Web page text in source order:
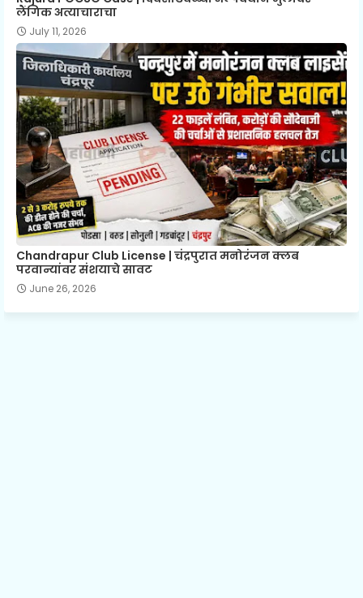
लैंगिक अत्याचाराचा
July 11, 2026
Chandrapur Club License | चंद्रपुरात मनोरंजन क्लब
परवान्यांवर संशयाचे सावट
June 26, 2026